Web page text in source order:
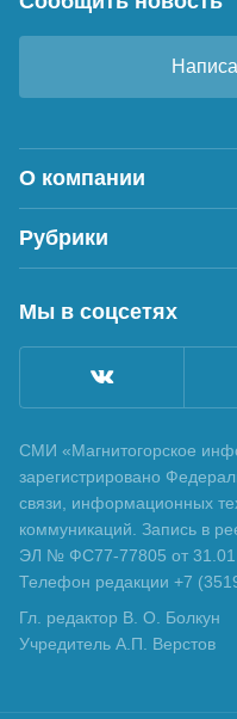
О компании
Рубрики
Мы в соцсетях
СМИ «Магнитогорское
зарегистрировано
связи, информационных
коммуникаций. Запись в
ЭЛ № ФС77-77805 от
Телефон редакции +7
Гл. редактор В. О. Болкун
Учредитель А.П. Верстов